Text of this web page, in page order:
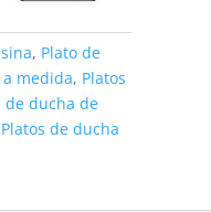
, Plato de
medida, Platos
de ducha de
Platos de ducha